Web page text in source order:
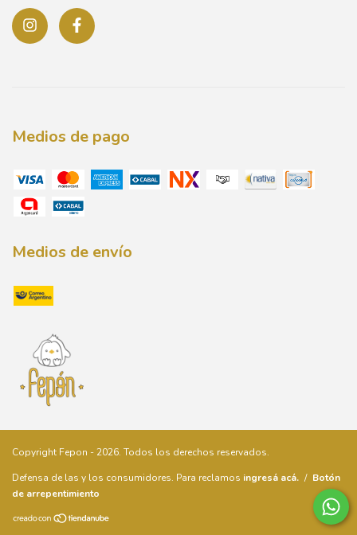
Medios de pago
Medios de envío
Copyright Fepon - 2026. Todos los derechos reservados.
Defensa de las y los consumidores. Para reclamos ingresá acá. / Botón
de arrepentimiento